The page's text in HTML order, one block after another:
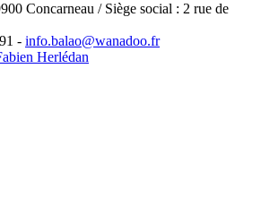
Concarneau / Siège social : 2 rue de
- info.balao@wanadoo.fr
Herlédan